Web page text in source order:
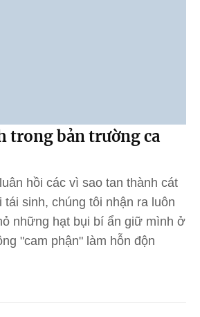
trong bản trường ca
hồi các vì sao tan thành cát
tái sinh, chúng tôi nhận ra luôn
những hạt bụi bí ẩn giữ mình ở
"cam phận" làm hỗn độn